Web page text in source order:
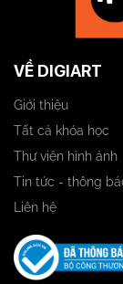
VỀ DIGIART
Giới thiệu
Tất cả khóa học
Thư viện hình ảnh
Tin tức - thông
Liên hệ